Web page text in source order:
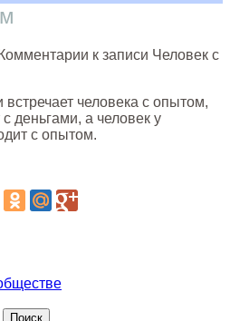
Комментарии к записи Человек с
встречает человека с опытом,
деньгами, а человек у
с опытом.